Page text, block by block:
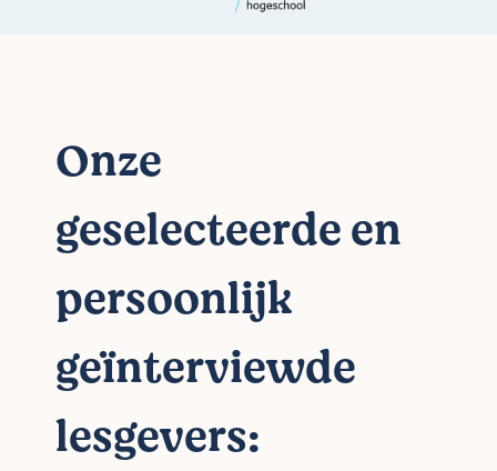
Onze
geselecteerde en
persoonlijk
geïnterviewde
lesgevers: